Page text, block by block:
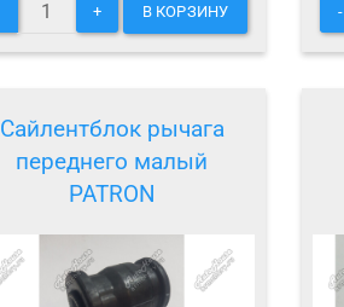
+ В КОРЗИНУ -
Сайлентблок рычага
переднего малый
PATRON